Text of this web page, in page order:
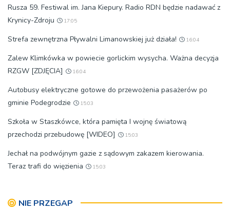
Rusza 59. Festiwal im. Jana Kiepury. Radio RDN będzie nadawać z
Krynicy-Zdroju
17:05
Strefa zewnętrzna Pływalni Limanowskiej już działa! 16:04
Zalew Klimkówka w powiecie gorlickim wysycha. Ważna decyzja
RZGW [ZDJĘCIA]
16:04
Autobusy elektryczne gotowe do przewożenia pasażerów po
gminie Podegrodzie
15:03
Szkoła w Staszkówce, która pamięta I wojnę światową
przechodzi przebudowę [WIDEO]
15:03
Jechał na podwójnym gazie z sądowym zakazem kierowania.
Teraz trafi do więzienia
15:03
NIE PRZEGAP